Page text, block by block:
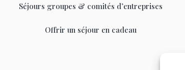
Séjours groupes & comités d’entreprises
Offrir un séjour en cadeau